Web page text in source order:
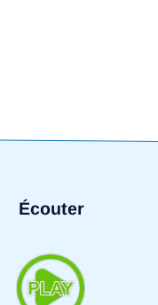
Écouter